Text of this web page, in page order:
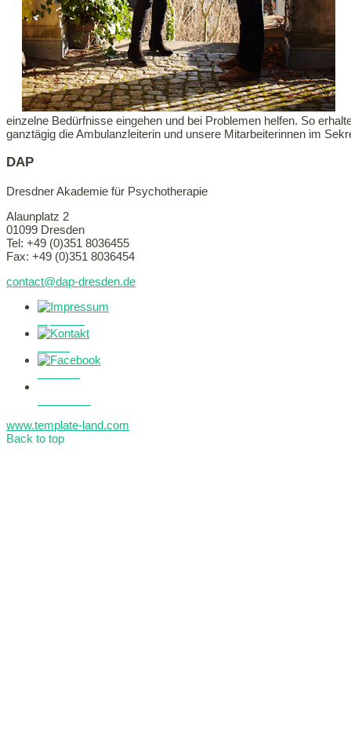
einzelne Bedürfnisse eingehen und bei Problemen helfen. So
ganztägig die Ambulanzleiterin und unsere Mitarbeiterinnen im
DAP
Dresdner Akademie für Psychotherapie
Alaunplatz 2
01099 Dresden
Tel: +49 (0)351 8036455
Fax: +49 (0)351 8036454
contact@dap-dresden.de
www.template-land.com
Back to top